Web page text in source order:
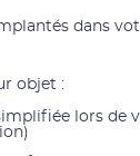
9,25 €
dans
objet :
lors de